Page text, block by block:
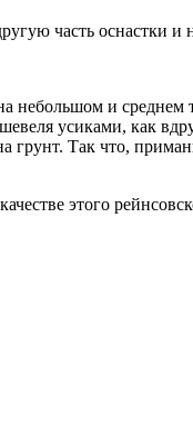
часть оснастки
небольшом и
усиками, как
Так что,
этого